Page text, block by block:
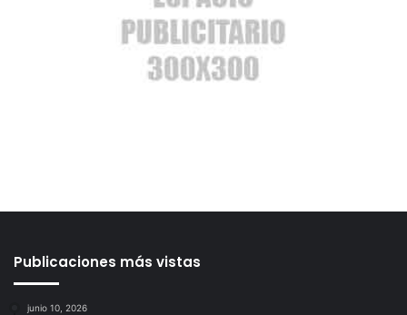
Publicaciones más vistas
junio 10, 2026